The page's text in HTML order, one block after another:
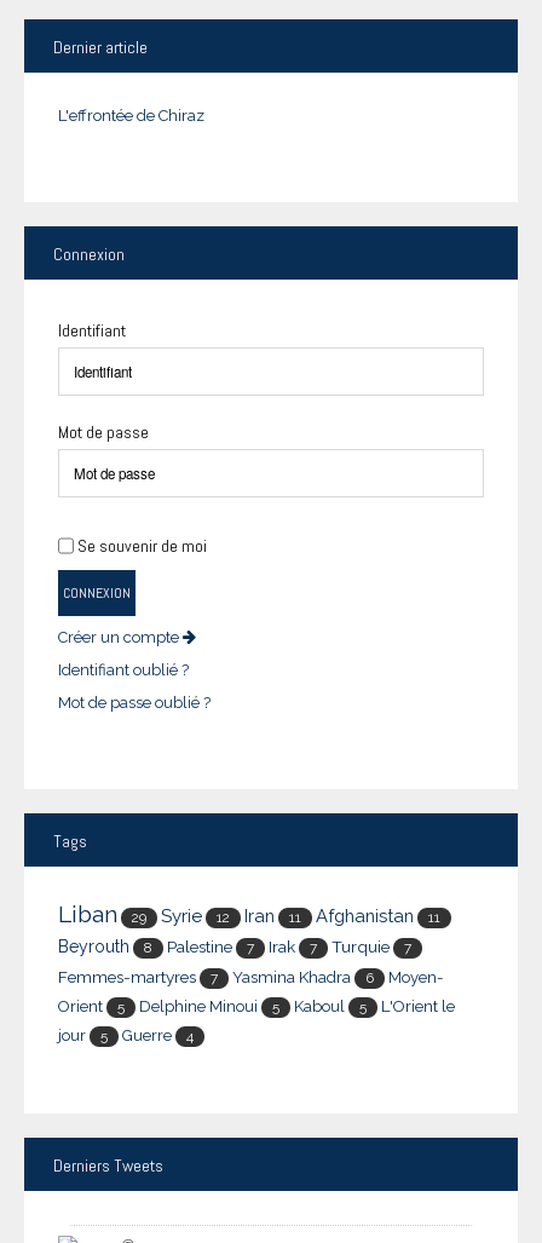
Dernier article
L'effrontée de Chiraz
Connexion
Identifiant
Mot de passe
Se souvenir de moi
CONNEXION
Créer un compte
Identifiant oublié ?
Mot de passe oublié ?
Tags
Liban 29 Syrie 12 Iran 11 Afghanistan 11
Beyrouth 8 Palestine 7 Irak 7 Turquie 7
Femmes-martyres 7 Yasmina Khadra 6
Moyen-
Orient
5 Delphine Minoui 5 Kaboul 5
L'Orient le
jour
5 Guerre 4
Derniers Tweets